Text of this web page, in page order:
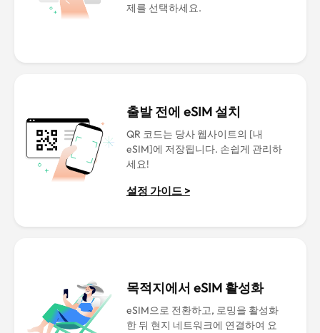
제를 선택하세요.
출발 전에 eSIM 설치
QR 코드는 당사 웹사이트의 [내
eSIM]에 저장됩니다. 손쉽게 관리하
세요!
설정 가이드 >
목적지에서 eSIM 활성화
eSIM으로 전환하고, 로밍을 활성화
한 뒤 현지 네트워크에 연결하여 요